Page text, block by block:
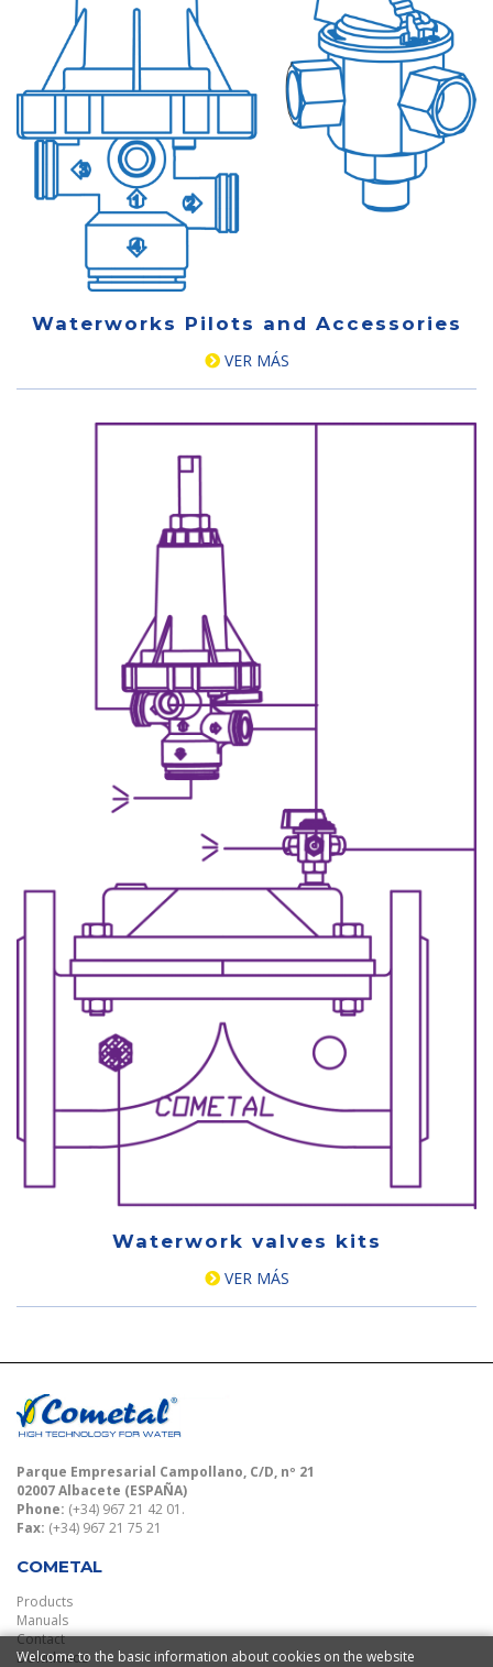
Waterworks Pilots and Accessories
VER MÁS
Waterwork valves kits
VER MÁS
Parque Empresarial Campollano, C/D, nº 21
02007 Albacete (ESPAÑA)
Phone: (+34) 967 21 42 01.
Fax: (+34) 967 21 75 21
COMETAL
Products
Manuals
Contact
Downloads
Welcome to the basic information about cookies on the website